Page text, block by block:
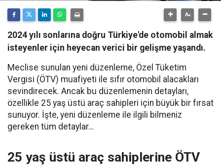
2024 yılı sonlarına doğru Türkiye'de otomobil almak
isteyenler için heyecan verici bir gelişme yaşandı.
Meclise sunulan yeni düzenleme, Özel Tüketim
Vergisi (ÖTV) muafiyeti ile sıfır otomobil alacakları
sevindirecek. Ancak bu düzenlemenin detayları,
özellikle 25 yaş üstü araç sahipleri için büyük bir fırsat
sunuyor. İşte, yeni düzenleme ile ilgili bilmeniz
gereken tüm detaylar…
25 yaş üstü araç sahiplerine ÖTV